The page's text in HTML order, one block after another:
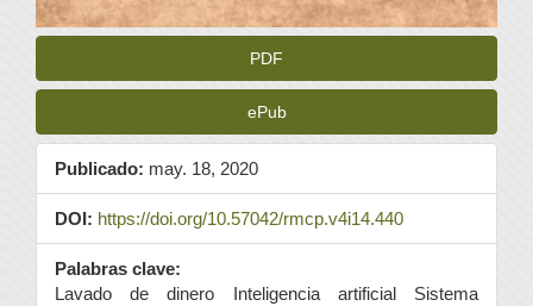
PDF
ePub
Publicado: may. 18, 2020
DOI: https://doi.org/10.57042/rmcp.v4i14.440
Palabras clave:
Lavado de dinero Inteligencia artificial Sistema